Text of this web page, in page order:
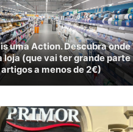
uma Action. Descubra onde
loja (que vai ter grande parte
artigos a menos de 2€)